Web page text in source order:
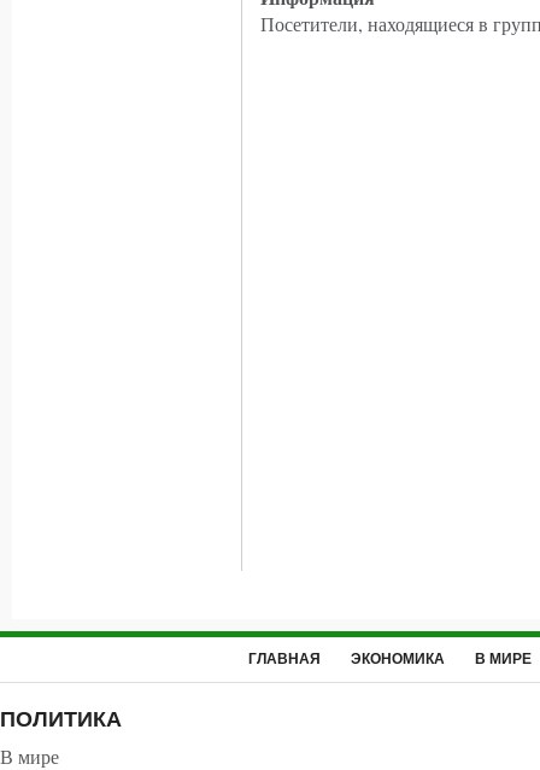
Посетители, находящиеся в
ГЛАВНАЯ ЭКОНОМИКА В МИРЕ
ПОЛИТИКА
В мире